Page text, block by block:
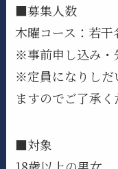
■募集人数
木曜コース：若干
※事前申し込み・
※定員になりしだ
ますのでご了承く
■対象